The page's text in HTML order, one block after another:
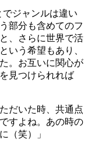
ジャンルは違い
部分も含めてのフ
、さらに世界で活
いう希望もあり、
。お互いに関心が
見つけられれば
だいた時、共通点
すよね。あの時の
（笑）」